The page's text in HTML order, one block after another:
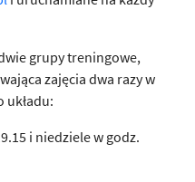
grupy treningowe,
zajęcia dwa razy w
układu:
i niedziele w godz.